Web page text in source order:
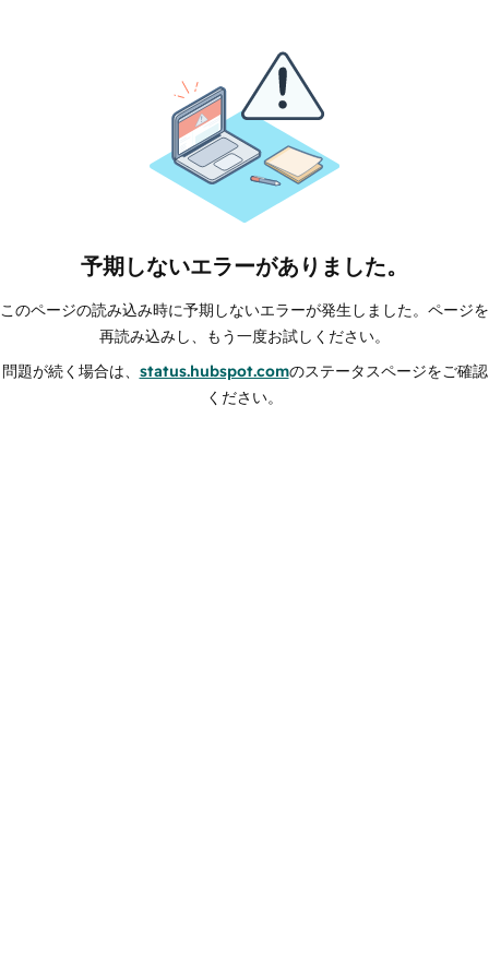
予期しないエラーがありました。
このページの読み込み時に予期しないエラーが発生しました。ページを
再読み込みし、もう一度お試しください。
問題が続く場合は、 status.hubspot.comのステータスページをご確認
ください。